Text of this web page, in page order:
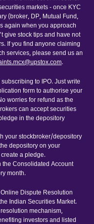
markets - once KYC
(broker, DP, Mutual Fund,
again when you approach
give stock tips and have not
If you find anyone claiming
services, please send us an
.
to IPO. Just write
form to authorise your
worries for refund as the
can accept securities
in the depository
your stockbroker/depository
depository on your
a pledge.
Consolidated Account
month.
Dispute Resolution
Indian Securities Market.
mechanism,
investors and listed